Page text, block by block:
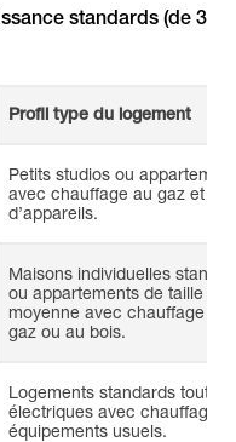
standards (de 3
Profil type du logement
Petits studios ou
avec chauffage au gaz et
d’appareils.
Maisons individuelles
ou appartements de taille
moyenne avec chauffage au
gaz ou au bois.
Logements standards tout
électriques avec chauffage et
équipements usuels.